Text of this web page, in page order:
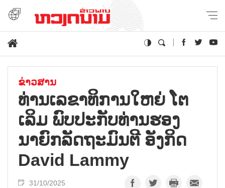
ຂ່າວສານ
ທ່ານເລຂາທິການໃຫຍ່ ໂຕ
ເລິມ ພົບປະກັບທ່ານຮອງ
ນາຍົກລັດຖະມົນຕີ ອັງກິດ
David Lammy
31/10/2025